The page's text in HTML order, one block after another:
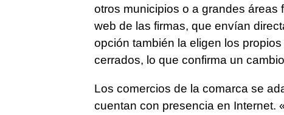
otros municipios o a grandes
web de las firmas, que envían
opción también la eligen los
cerrados, lo que confirma un
Los comercios de la comarca se
cuentan con presencia en Internet.